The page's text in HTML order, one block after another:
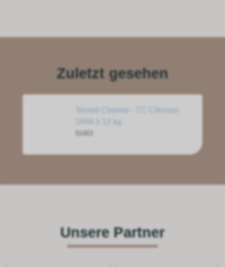
Zuletzt gesehen
Tensid Chemie - TC Citrosan
Unsere Partner